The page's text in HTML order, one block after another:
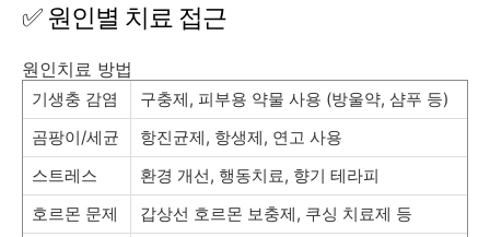
✅ 원인별 치료 접근
원인치료 방법
기생충 감염
구충제, 피부용 약물 사용 (방울약, 샴푸 등)
곰팡이/세균
항진균제, 항생제, 연고 사용
스트레스
환경 개선, 행동치료, 향기 테라피
호르몬 문제
갑상선 호르몬 보충제, 쿠싱 치료제 등